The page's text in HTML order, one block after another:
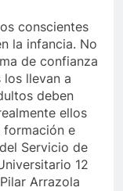
conscientes
la infancia. No
de confianza
los llevan a
deben
ellos
formación e
Servicio de
12
Arrazola